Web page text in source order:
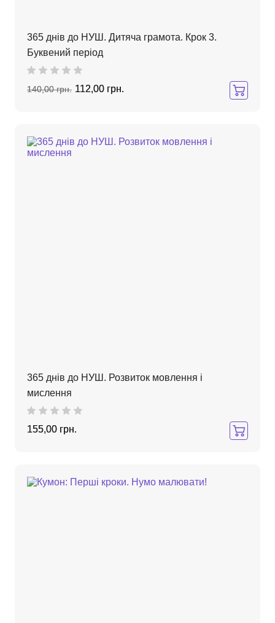
365 днів до НУШ. Дитяча грамота. Крок 3.
Буквений період
140,00 грн. 112,00 грн.
365 днів до НУШ. Розвиток мовлення і
мислення
155,00 грн.